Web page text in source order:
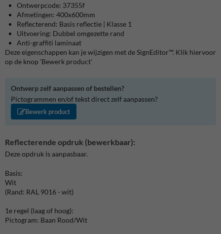
Ontwerpcode: 37355f
Afmetingen: 400x600mm
Reflecterend: Basis reflectie | Klasse 1
Uitvoering: Dubbel omgezette rand
Anti-graffiti laminaat
Deze eigenschappen kan je wijzigen met de SignEditor™. Klik hiervoor
op de knop 'Bewerk product'
Ontwerp zelf aanpassen of bestellen?
Pictogrammen en/of tekst direct zelf aanpassen?
Bewerk product
Reflecterende opdruk (bewerkbaar):
Deze opdruk is aanpasbaar.
Basis:
Wit
(Rand: RAL 9016 - wit)
1e regel (laag of hoog):
Pictogram: Baan Rood/Wit